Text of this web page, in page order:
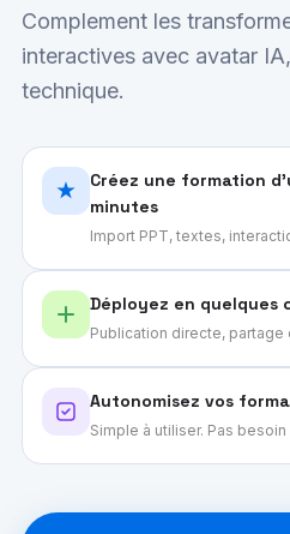
Complement les
interactives avec avatar
technique.
Créez une formation
minutes
Import PPT, textes,
Déployez en quelques
Publication directe, partage
Autonomisez vos
Simple à utiliser. Pas